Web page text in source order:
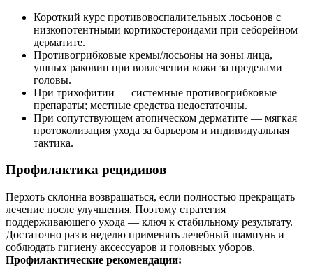
Короткий курс противовоспалительных лосьонов с
низкопотентными кортикостероидами при себорейном
дерматите.
Противогрибковые кремы/лосьоны на зоны лица,
ушных раковин при вовлечении кожи за пределами
головы.
При трихофитии — системные противогрибковые
препараты; местные средства недостаточны.
При сопутствующем атопическом дерматите — мягкая
протоколизация ухода за барьером и индивидуальная
тактика.
Профилактика рецидивов
Перхоть склонна возвращаться, если полностью прекращать
лечение после улучшения. Поэтому стратегия
поддерживающего ухода — ключ к стабильному результату.
Достаточно раз в неделю применять лечебный шампунь и
соблюдать гигиену аксессуаров и головных уборов.
Профилактические рекомендации: